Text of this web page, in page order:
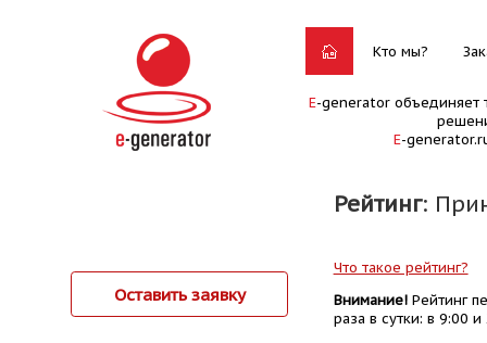
Кто мы?
E-generator объединяет
E-
Рейтинг:
Оставить заявку
Что такое рейтинг?
Внимание!Рейтинг
раза в сутки: в 9:00